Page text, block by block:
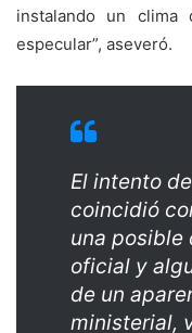
instalando un
especular”, aseveró.
El intento
coincidió
una posible
oficial y
de un
ministerial,